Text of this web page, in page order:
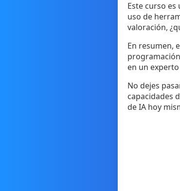
Este curso
uso de
valoración,
En resumen,
en un
No dejes
capacidades
de IA hoy